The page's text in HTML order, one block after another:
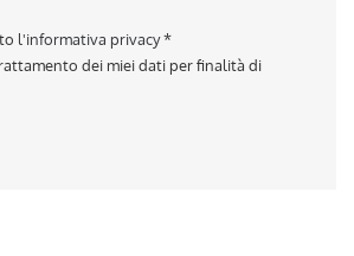
l'informativa privacy*
dei miei dati per finalità di